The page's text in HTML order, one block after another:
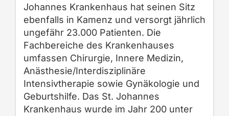
Johannes Krankenhaus hat seinen Sitz
ebenfalls in Kamenz und versorgt jährlich
ungefähr 23.000 Patienten. Die
Fachbereiche des Krankenhauses
umfassen Chirurgie, Innere Medizin,
Anästhesie/Interdisziplinäre
Intensivtherapie sowie Gynäkologie und
Geburtshilfe. Das St. Johannes
Krankenhaus wurde im Jahr 200 unter